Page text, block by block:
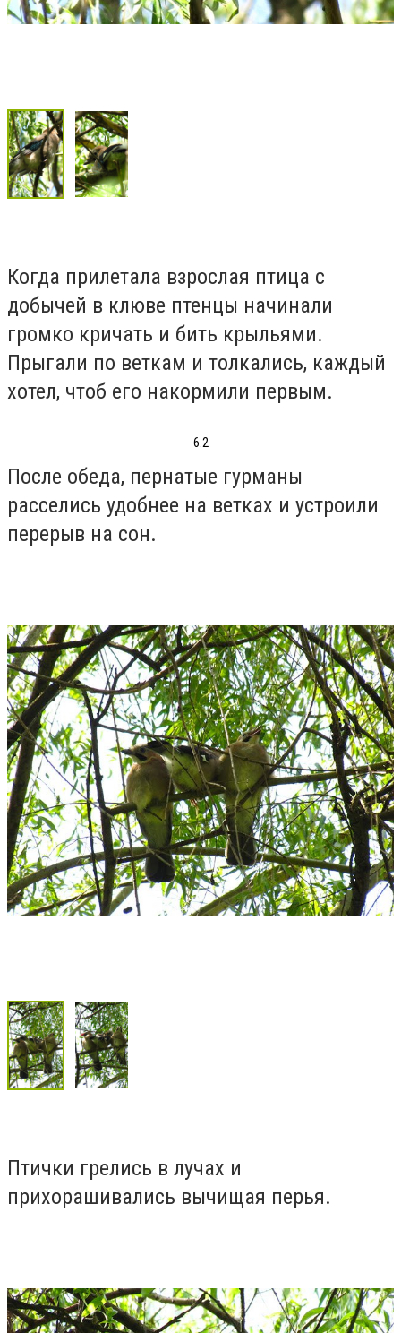
Когда прилетала взрослая птица с
добычей в клюве птенцы начинали
громко кричать и бить крыльями.
Прыгали по веткам и толкались, каждый
хотел, чтоб его накормили первым.
6.2
После обеда, пернатые гурманы
расселись удобнее на ветках и устроили
перерыв на сон.
Птички грелись в лучах и
прихорашивались вычищая перья.